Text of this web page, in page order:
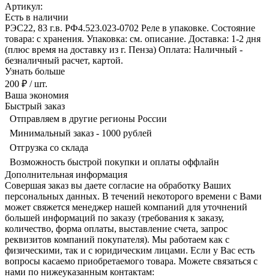
Артикул:
Есть в наличии
РЭС22, 83 г.в. РФ4.523.023-0702 Реле в упаковке. Состояние
товара: с хранения. Упаковка: см. описание. Доставка: 1-2 дня
(плюс время на доставку из г. Пенза) Оплата: Наличный -
безналичный расчет, картой.
Узнать больше
200 ₽ / шт.
Ваша экономия
Быстрый заказ
Отправляем в другие регионы России
Минимальный заказ - 1000 рублей
Отгрузка со склада
Возможность быстрой покупки и оплаты оффлайн
Дополнительная информация
Совершая заказ вы даете согласие на обработку Ваших
персональных данных. В течений некоторого времени с Вами
может свяжется менеджер нашей компаний для уточнений
большей информаций по заказу (требования к заказу,
количество, форма оплаты, выставление счета, запрос
реквизитов компаний покупателя). Мы работаем как с
физическими, так и с юридическим лицами. Если у Вас есть
вопросы касаемо приобретаемого товара. Можете связаться с
нами по нижеуказанным контактам: